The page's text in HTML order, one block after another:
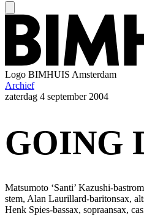
Logo BIMHUIS Amsterdam
Archief
zaterdag 4 september 2004
GOING
Matsumoto ‘Santi’ Kazushi-
stem, Alan Laurillard-baritonsax,
Henk Spies-bassax, sopraansax,